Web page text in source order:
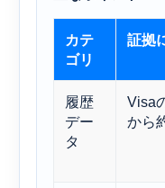
カテ
ゴリ
証拠
履歴
デー
タ
Visa
から